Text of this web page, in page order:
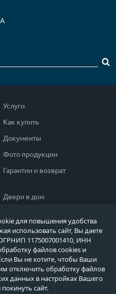
Услуги
Как купить
Документы
Фото продукции
Гарантии и возврат
Двери в дом
Двери в квартиру
Тамбурные двери
Противопожарные двери
для повышения удобства
использовать сайт, Вы даете
1175007001410, ИНН
файлов cookies и
Вы не хотите, чтобы Ваши
отключить обработку файлов
данных в настройках Вашего
сайт.